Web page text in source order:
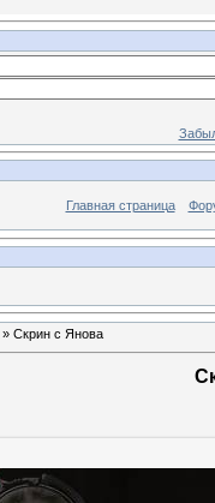
Главная страница
» Скрин с Янова